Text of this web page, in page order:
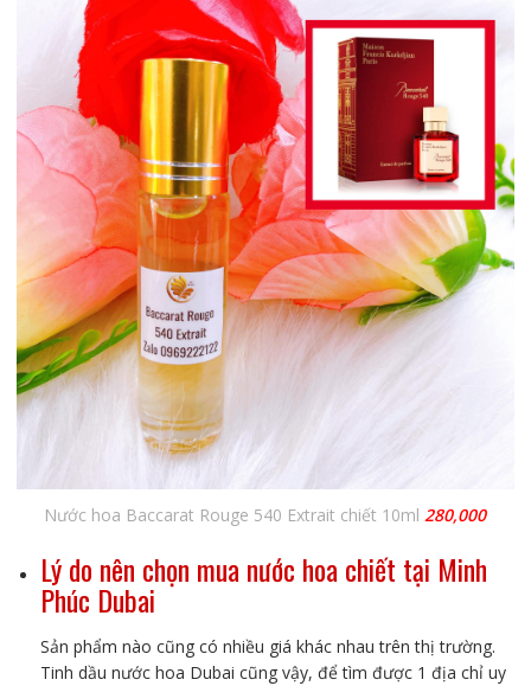
Nước hoa Baccarat Rouge 540 Extrait chiết 10ml280,000
Lý do nên chọn mua nước hoa chiết tại Minh
Phúc Dubai
Sản phẩm nào cũng có nhiều giá khác nhau trên thị trường.
Tinh dầu nước hoa Dubai cũng vậy, để tìm được 1 địa chỉ uy